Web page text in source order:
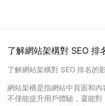
了解網站架構對 SEO 排
了解網站架構對 SEO 排名的
網站架構是指網站中頁面和
不僅能提升用戶體驗，還能